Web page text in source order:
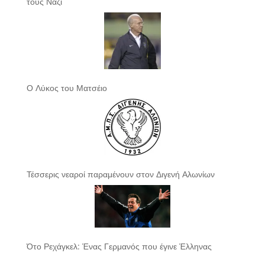
Ο Λύκος του Ματσέιο
Τέσσερις νεαροί παραμένουν στον Διγενή Αλωνίων
Ότο Ρεχάγκελ: Ένας Γερμανός που έγινε Έλληνας